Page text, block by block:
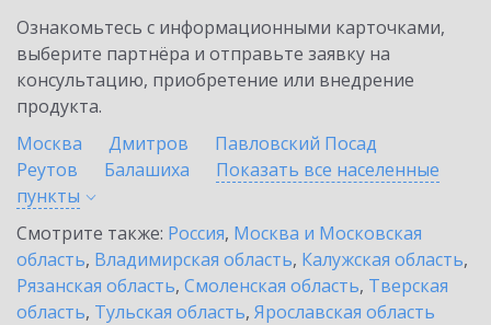
Ознакомьтесь с информационными карточками,
выберите партнёра и отправьте заявку на
консультацию, приобретение или внедрение
продукта.
Москва
Дмитров
Павловский Посад
Реутов
Балашиха
Показать все населенные
пункты
Смотрите также: Россия, Москва и Московская
область, Владимирская область, Калужская область,
Рязанская область, Смоленская область, Тверская
область, Тульская область, Ярославская область